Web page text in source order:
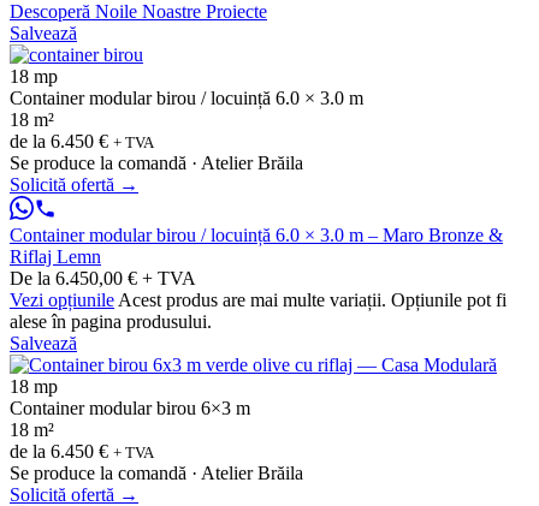
Descoperă Noile Noastre Proiecte
Salvează
18 mp
Container modular birou / locuință 6.0 × 3.0 m
18 m²
de la 6.450 € + TVA
Se produce la comandă · Atelier Brăila
Solicită ofertă →
Container modular birou / locuință 6.0 × 3.0 m – Maro Bronze &
Riflaj Lemn
De la 6.450,00 € + TVA
Vezi opțiunile Acest produs are mai multe variații. Opțiunile pot fi
alese în pagina produsului.
Salvează
18 mp
Container modular birou 6×3 m
18 m²
de la 6.450 € + TVA
Se produce la comandă · Atelier Brăila
Solicită ofertă →